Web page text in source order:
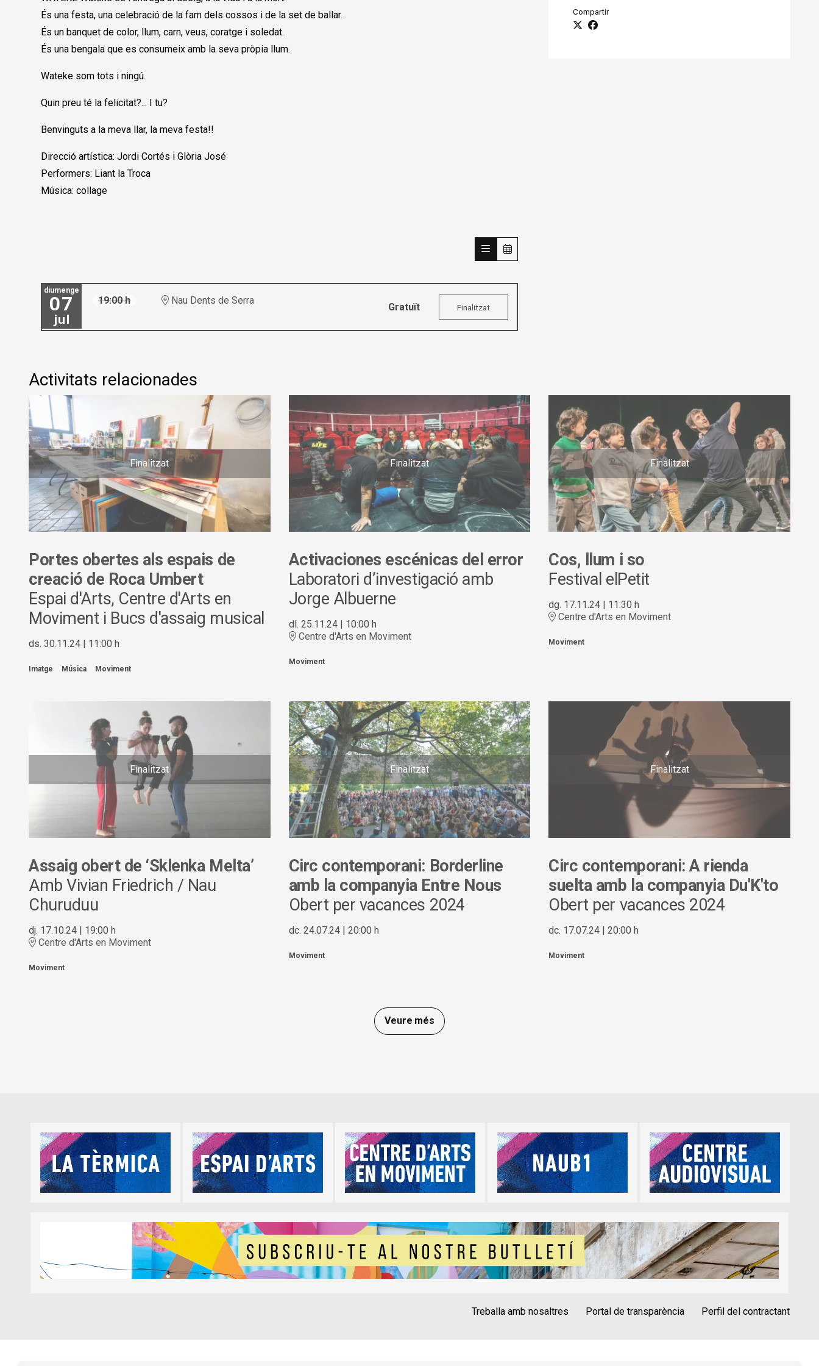
Compartir
És una festa, una celebració de la fam dels cossos i de la set de ballar.
És un banquet de color, llum, carn, veus, coratge i soledat.
És una bengala que es consumeix amb la seva pròpia llum.
Wateke som tots i ningú.
Quin preu té la felicitat?... I tu?
Benvinguts a la meva llar, la meva festa!!
Direcció artística: Jordi Cortés i Glòria José
Performers: Liant la Troca
Música: collage
diumenge
07
jul
19:00 h Nau Dents de Serra
Gratuït Finalitzat
Activitats relacionades
Finalitzat
Portes obertes als espais de
creació de Roca Umbert
Espai d'Arts, Centre d'Arts en
Moviment i Bucs d'assaig musical
ds. 30.11.24 | 11:00 h
Imatge Música Moviment
Finalitzat
Activaciones escénicas del error
Laboratori d’investigació amb
Jorge Albuerne
dl. 25.11.24| 10:00 h
Centre d'Arts en Moviment
Moviment
Finalitzat
Cos, llum i so
Festival elPetit
dg. 17.11.24
11:30 h
Centre d'Arts en Moviment
Moviment
Finalitzat
Assaig obert de ‘Sklenka Melta’
Amb Vivian Friedrich / Nau
Churuduu
dj. 17.10.24 | 19:00 h
Centre d'Arts en Moviment
Moviment
Finalitzat
Circ contemporani: Borderline
amb la companyia Entre Nous
Obert per vacances 2024
dc. 24.07.24| 20:00 h
Moviment
Finalitzat
Circ contemporani: A rienda
suelta amb la companyia Du'K'to
Obert per vacances 2024
dc. 17.07.24 |20:00 h
Moviment
Veure més
Treballa amb nosaltres
Portal de transparència Perfil del contractant